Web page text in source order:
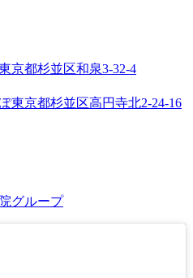
京都杉並区和泉3-32-4
東京都杉並区高円寺北2-24-16